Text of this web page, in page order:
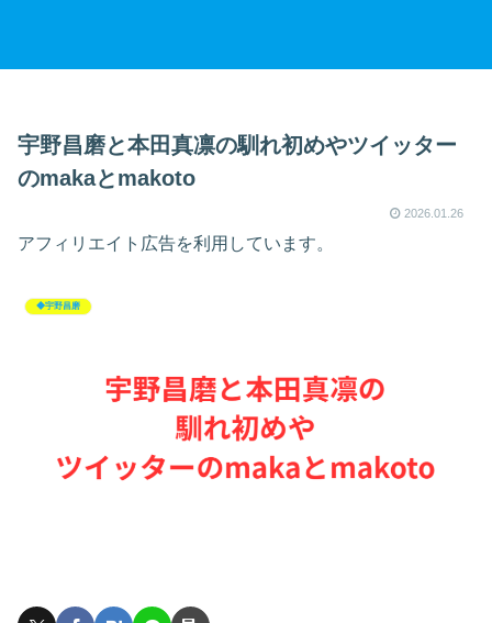
宇野昌磨と本田真凛の馴れ初めやツイッター
のmakaとmakoto
2026.01.26
アフィリエイト広告を利用しています。
◆宇野昌磨